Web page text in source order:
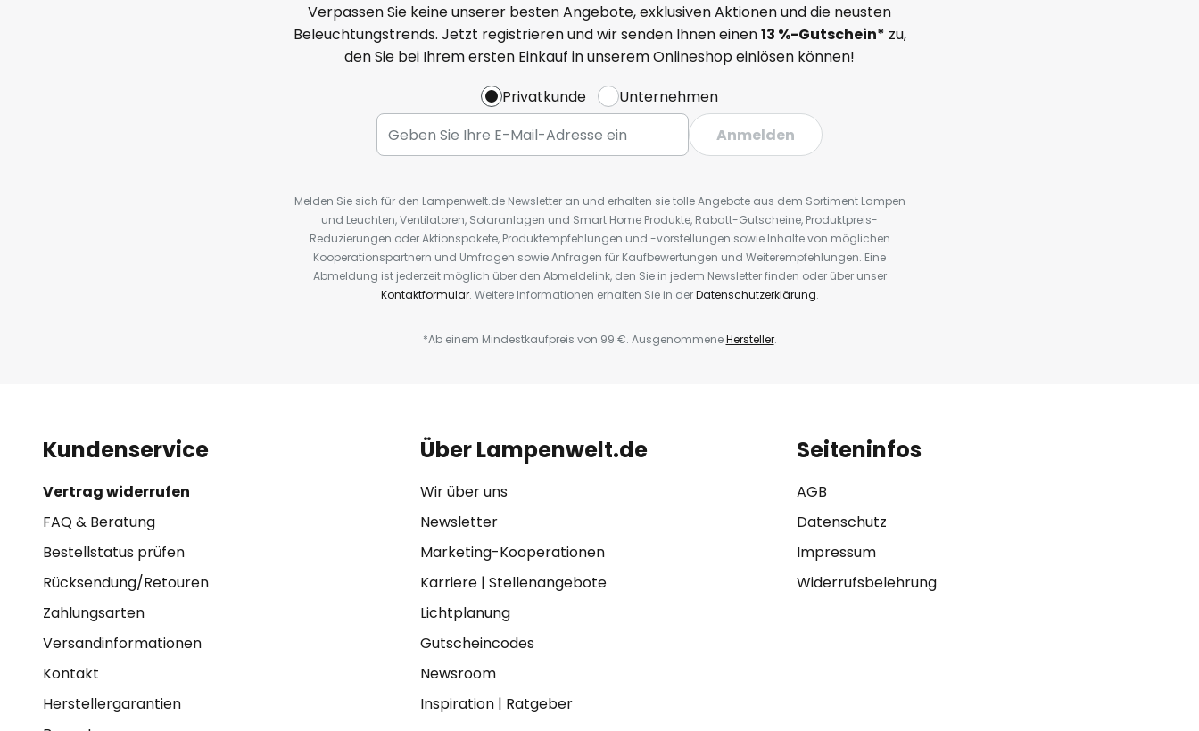
Verpassen Sie keine unserer besten Angebote, exklusiven Aktionen und die neusten
Beleuchtungstrends. Jetzt registrieren und wir senden Ihnen einen13 %-Gutschein* zu,
den Sie bei Ihrem ersten Einkauf in unserem Onlineshop einlösen können!
Privatkunde
Unternehmen
Anmelden
Melden Sie sich für den Lampenwelt.de Newsletter an und erhalten sie tolle Angebote aus dem Sortiment Lampen
und Leuchten, Ventilatoren, Solaranlagen und Smart Home Produkte, Rabatt-Gutscheine, Produktpreis-
Reduzierungen oder Aktionspakete, Produktempfehlungen und -vorstellungen sowie Inhalte von möglichen
Kooperationspartnern und Umfragen sowie Anfragen für Kaufbewertungen und Weiterempfehlungen. Eine
Abmeldung ist jederzeit möglich über den Abmeldelink, den Sie in jedem Newsletter finden oder über unser
Kontaktformular. Weitere Informationen erhalten Sie in derDatenschutzerklärung.
*Ab einem Mindestkaufpreis von 99 €. AusgenommeneHersteller.
Kundenservice
Vertrag widerrufen
FAQ & Beratung
Bestellstatus prüfen
Rücksendung/Retouren
Zahlungsarten
Versandinformationen
Kontakt
Herstellergarantien
Über Lampenwelt.de
Wir über uns
Newsletter
Marketing-Kooperationen
Karriere| Stellenangebote
Lichtplanung
Gutscheincodes
Newsroom
Inspiration| Ratgeber
Seiteninfos
AGB
Datenschutz
Impressum
Widerrufsbelehrung